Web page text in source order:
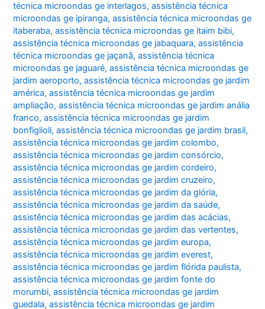
técnica microondas ge interlagos,assistência técnica
microondas ge ipiranga,assistência técnica microondas ge
itaberaba,assistência técnica microondas ge itaim bibi,
assistência técnica microondas ge jabaquara,assistência
técnica microondas ge jaçanã,assistência técnica
microondas ge jaguaré,assistência técnica microondas ge
jardim aeroporto,assistência técnica microondas ge jardim
américa,assistência técnica microondas ge jardim
ampliação,assistência técnica microondas ge jardim anália
franco,assistência técnica microondas ge jardim
bonfiglioli,assistência técnica microondas ge jardim brasil,
assistência técnica microondas ge jardim colombo,
assistência técnica microondas ge jardim consórcio,
assistência técnica microondas ge jardim cordeiro,
assistência técnica microondas ge jardim cruzeiro,
assistência técnica microondas ge jardim da glória,
assistência técnica microondas ge jardim da saúde,
assistência técnica microondas ge jardim das acácias,
assistência técnica microondas ge jardim das vertentes,
assistência técnica microondas ge jardim europa,
assistência técnica microondas ge jardim everest,
assistência técnica microondas ge jardim flórida paulista,
assistência técnica microondas ge jardim fonte do
morumbi,assistência técnica microondas ge jardim
guedala,assistência técnica microondas ge jardim